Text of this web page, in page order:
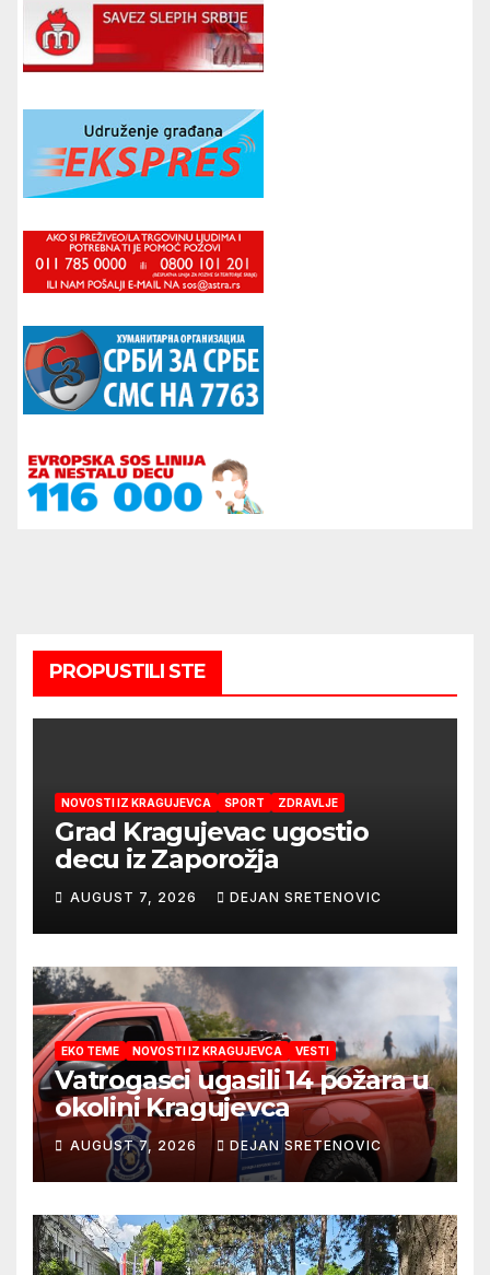
PROPUSTILI STE
NOVOSTI IZ KRAGUJEVCA SPORT ZDRAVLJE
Grad Kragujevac ugostio
decu iz Zaporožja
AUGUST 7, 2026 DEJAN SRETENOVIC
EKO TEME NOVOSTI IZ KRAGUJEVCA VESTI
Vatrogasci ugasili 14 požara u
okolini Kragujevca
AUGUST 7, 2026 DEJAN SRETENOVIC